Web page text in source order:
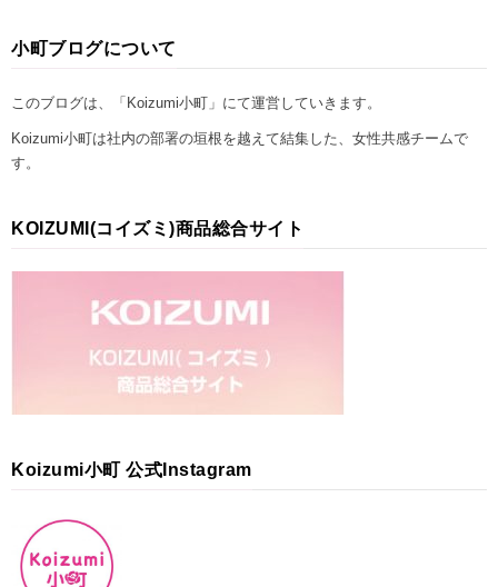
小町ブログについて
このブログは、「Koizumi小町」にて運営していきます。
Koizumi小町は社内の部署の垣根を越えて結集した、女性共感チームで
す。
KOIZUMI(コイズミ)商品総合サイト
Koizumi小町 公式Instagram